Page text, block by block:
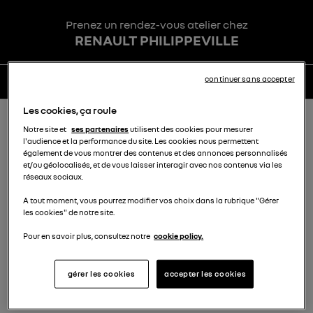
Prenez un rendez-vous atelier chez
RENAULT PHILIPPEVILLE
COORDONNÉES
Complétez les informations de
votre véhicule
Immatriculation*
Kilométrage *
Les cookies, ça roule
Notre site et ses partenairesutilisent des cookies pour mesurer
l'audience et la performance du site. Les cookies nous permettent
également de vous montrer des contenus et des annonces personnalisés
et/ou géolocalisés, et de vous laisser interagir avec nos contenus via les
réseaux sociaux.
A tout moment, vous pourrez modifier vos choix dans la rubrique "Gérer
les cookies" de notre site.
Pour en savoir plus, consultez notre cookie policy.
accepter les cookies
gérer les cookies
continuer sans accepter